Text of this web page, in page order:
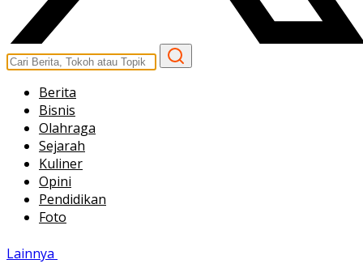
Berita
Bisnis
Olahraga
Sejarah
Kuliner
Opini
Pendidikan
Foto
Lainnya